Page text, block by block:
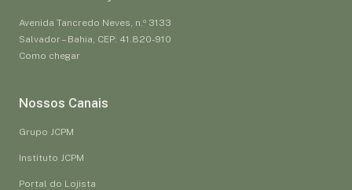
Avenida Tancredo Neves, n.º 3133
Salvador – Bahia, CEP: 41.820-910
Como chegar
Nossos Canais
Grupo JCPM
Instituto JCPM
Portal do Lojista